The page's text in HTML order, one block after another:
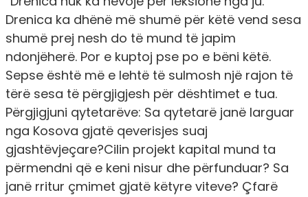
Drenica ka dhënë më shumë për këtë vend sesa
shumë prej nesh do të mund të japim
ndonjëherë. Por e kuptoj pse po e bëni këtë.
Sepse është më e lehtë të sulmosh një rajon të
tërë sesa të përgjigjesh për dështimet e tua.
Përgjigjuni qytetarëve: Sa qytetarë janë larguar
nga Kosova gjatë qeverisjes suaj
gjashtëvjeçare?Cilin projekt kapital mund ta
përmendni që e keni nisur dhe përfunduar? Sa
janë rritur çmimet gjatë këtyre viteve? Çfarë